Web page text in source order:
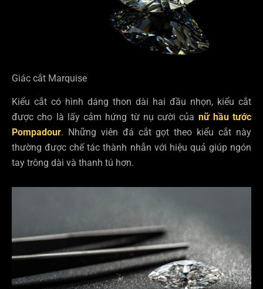
Giác cắt Marquise
Kiểu cắt có hình dáng thon dài hai đầu nhọn, kiểu cắt
được cho là lấy cảm hứng từ nụ cười của nữ hầu tước
Pompadour. Những viên đá cắt gọt theo kiểu cắt này
thường được chế tác thành nhẫn với hiệu quả giúp ngón
tay trông dài và thanh tú hơn.